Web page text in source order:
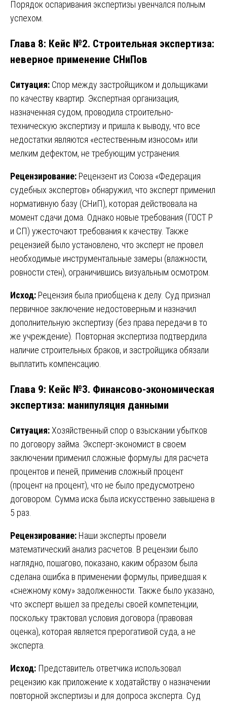
Порядок оспаривания экспертизы увенчался полным
успехом.
Глава 8: Кейс №2. Строительная экспертиза:
неверное применение СНиПов
Ситуация: Спор между застройщиком и дольщиками
по качеству квартир. Экспертная организация,
назначенная судом, проводила строительно-
техническую экспертизу и пришла к выводу, что все
недостатки являются «естественным износом» или
мелким дефектом, не требующим устранения.
Рецензирование: Рецензент из Союза «Федерация
судебных экспертов» обнаружил, что эксперт применил
нормативную базу (СНиП), которая действовала на
момент сдачи дома. Однако новые требования (ГОСТ Р
и СП) ужесточают требования к качеству. Также
рецензией было установлено, что эксперт не провел
необходимые инструментальные замеры (влажности,
ровности стен), ограничившись визуальным осмотром.
Исход: Рецензия была приобщена к делу. Суд признал
первичное заключение недостоверным и назначил
дополнительную экспертизу (без права передачи в то
же учреждение). Повторная экспертиза подтвердила
наличие строительных браков, и застройщика обязали
выплатить компенсацию.
Глава 9: Кейс №3. Финансово-экономическая
экспертиза: манипуляция данными
Ситуация: Хозяйственный спор о взыскании убытков
по договору займа. Эксперт-экономист в своем
заключении применил сложные формулы для расчета
процентов и пеней, применив сложный процент
(процент на процент), что не было предусмотрено
договором. Сумма иска была искусственно завышена в
5 раз.
Рецензирование: Наши эксперты провели
математический анализ расчетов. В рецензии было
наглядно, пошагово, показано, каким образом была
сделана ошибка в применении формулы, приведшая к
«снежному кому» задолженности. Также было указано,
что эксперт вышел за пределы своей компетенции,
поскольку трактовал условия договора (правовая
оценка), которая является прерогативой суда, а не
эксперта.
Исход: Представитель ответчика использовал
рецензию как приложение к ходатайству о назначении
повторной экспертизы и для допроса эксперта. Суд